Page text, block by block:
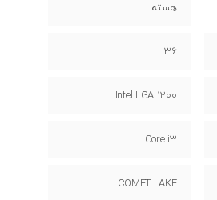
هسته
36
Intel LGA 1200
Core i3
COMET LAKE